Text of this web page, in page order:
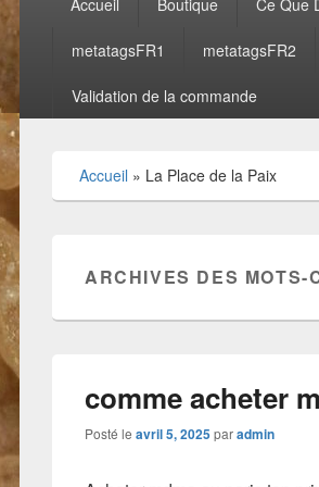
principal
metatagsFR1 metatagsFR2
Validation de la commande
Accueil » La Place de la Paix
ARCHIVES DES MOTS-
comme acheter
Posté le avril 5, 2025paradmin